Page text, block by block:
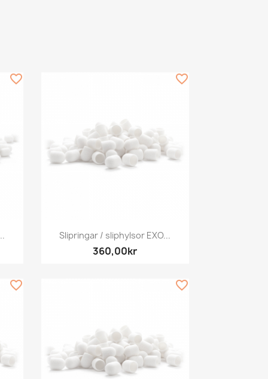
favorite_border
Snabbvy
Slipringar / sliphylsor EXO...
360,00kr
favorite_border
favorite_border favorite_border